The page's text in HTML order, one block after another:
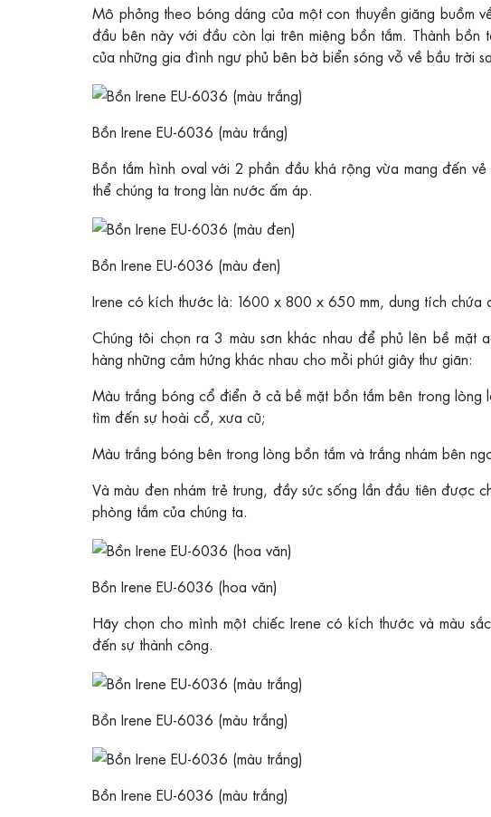
Mô phỏng theo bóng dáng của một con thuyền giăng buồm
đầu bên này với đầu còn lại trên miệng bồn tắm. Thành
của những gia đình ngư phủ bên bờ biển sóng vỗ về bầu trời
Bồn Irene EU-6036 (màu trắng)
Bồn tắm hình oval với 2 phần đầu khá rộng vừa mang đến
thể chúng ta trong làn nước ấm áp.
Bồn Irene EU-6036 (màu đen)
Irene có kích thước là: 1600 x 800 x 650 mm, dung tích
Chúng tôi chọn ra 3 màu sơn khác nhau để phủ lên bề mặt
hàng những cảm hứng khác nhau cho mỗi phút giây thư giãn:
Màu trắng bóng cổ điển ở cả bề mặt bồn tắm bên trong lòng
tìm đến sự hoài cổ, xưa cũ;
Màu trắng bóng bên trong lòng bồn tắm và trắng nhám bên
Và màu đen nhám trẻ trung, đầy sức sống lần đầu tiên được
phòng tắm của chúng ta.
Bồn Irene EU-6036 (hoa văn)
Hãy chọn cho mình một chiếc Irene có kích thước và màu
đến sự thành công.
Bồn Irene EU-6036 (màu trắng)
Bồn Irene EU-6036 (màu trắng)